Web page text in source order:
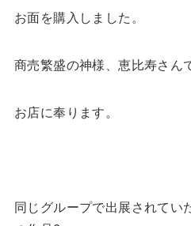
お面を購入しました。
商売繁盛の神様、恵比寿さん
お店に奉ります。
同じグループで出展されてい